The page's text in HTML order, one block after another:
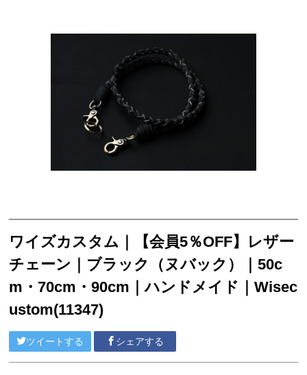
ワイズカスタム｜【会員5％OFF】レザー
チェーン｜ブラック（ヌバック）｜50c
m・70cm・90cm｜ハンドメイド｜Wisec
ustom(11347)
ツイートする シェアする